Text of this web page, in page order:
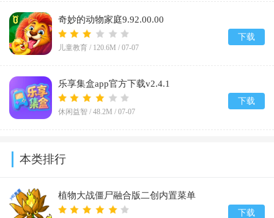
奇妙的动物家庭9.92.00.00
儿童教育 / 120.6M / 07-07
下载
乐享集盒app官方下载v2.4.1
休闲益智 / 48.2M / 07-07
下载
本类排行
植物大战僵尸融合版二创内置菜单
(PlantsVsZombiesRH-Mod)v3.7
下载